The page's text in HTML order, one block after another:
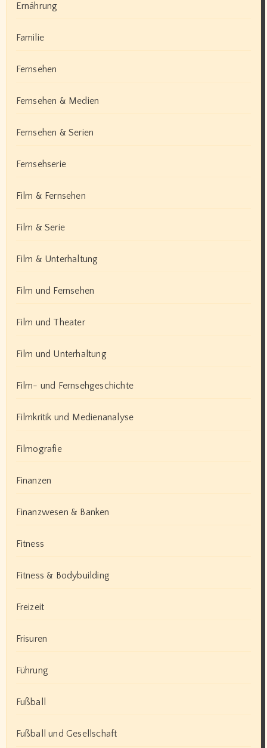
Ernährung
Familie
Fernsehen
Fernsehen & Medien
Fernsehen & Serien
Fernsehserie
Film & Fernsehen
Film & Serie
Film & Unterhaltung
Film und Fernsehen
Film und Theater
Film und Unterhaltung
Film- und Fernsehgeschichte
Filmkritik und Medienanalyse
Filmografie
Finanzen
Finanzwesen & Banken
Fitness
Fitness & Bodybuilding
Freizeit
Frisuren
Führung
Fußball
Fußball und Gesellschaft